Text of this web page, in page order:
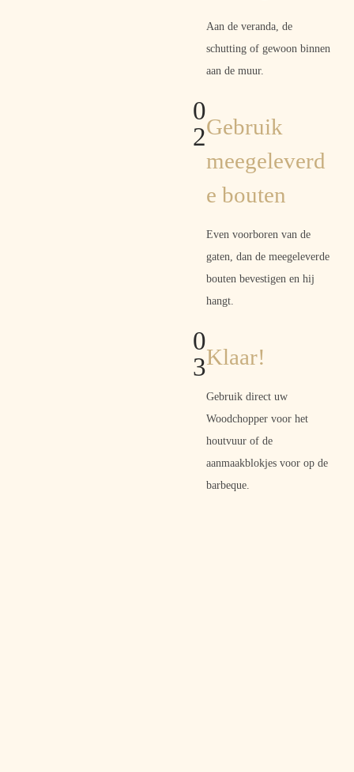
Aan de veranda, de
schutting of gewoon binnen
aan de muur.
0
2Gebruik
meegeleverd
e bouten
Even voorboren van de
gaten, dan de meegeleverde
bouten bevestigen en hij
hangt.
0
3Klaar!
Gebruik direct uw
Woodchopper voor het
houtvuur of de
aanmaakblokjes voor op de
barbeque.